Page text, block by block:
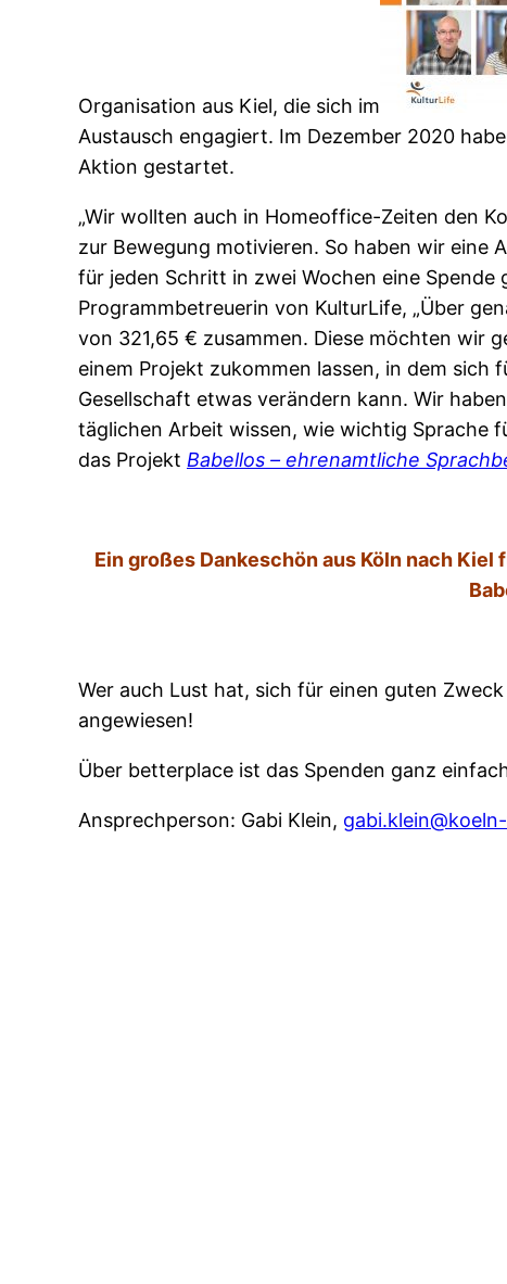
Organisation aus Kiel, die sich im
Austausch engagiert. Im Dezember 2020
Aktion gestartet.
„Wir wollten auch in Homeoffice-Zeiten den
zur Bewegung motivieren. So haben wir eine
für jeden Schritt in zwei Wochen eine Spende
Programmbetreuerin von KulturLife, „Über
von 321,65 € zusammen. Diese möchten wir
einem Projekt zukommen lassen, in dem
Gesellschaft etwas verändern kann. Wir
täglichen Arbeit wissen, wie wichtig Sprache
das Projekt Babellos – ehrenamtliche
Ein großes Dankeschön aus Köln nach
Wer auch Lust hat, sich für einen guten
angewiesen!
Über betterplace ist das Spenden ganz
Ansprechperson: Gabi Klein,